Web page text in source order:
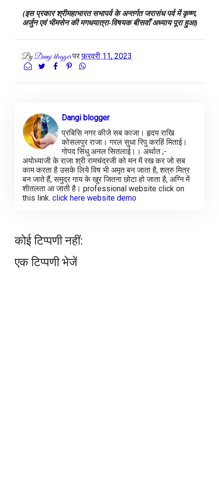
(इस प्रकार श्रीमहाभारत सभापर्व के अन्तर्गत जरासंध पर्व में कृष्ण,
अर्जुन एवं भीमसेन की मगधयात्रा-विषयक बीसवाँ अध्याय पूरा हुआ)
ByDangi bloggerपरफ़रवरी 11, 2023
Dangi blogger
प्रबिसि नगर कीजे सब काजा। हृदय राखि
कोसलपुर राजा। गरल सुधा रिपु करहिं मिताई।
गोपद सिंधु अनल सितलाई।। अर्थात ;-
अयोध्याजी के राजा श्री रामचंद्रजी को मन में रख कर जो सब
काम करता है उसके लिये विष भी अमृत बन जाता है, शत्रु मित्र
बन जाते हैं, समुद्र गाय के खुर जितना छोटा हो जाता है, अग्नि में
शीतलता आ जाती है। professional website click on
this link. click here website demo
कोई टिप्पणी नहीं:
एक टिप्पणी भेजें